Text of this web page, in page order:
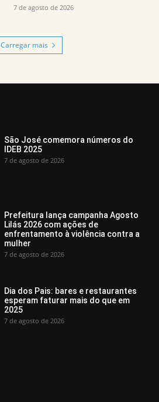
7 de agosto de 2026
Carregar mais
São José comemora números do
IDEB 2025
7 de agosto de 2026
Prefeitura lança campanha Agosto
Lilás 2026 com ações de
enfrentamento à violência contra a
mulher
7 de agosto de 2026
Dia dos Pais: bares e restaurantes
esperam faturar mais do que em
2025
7 de agosto de 2026